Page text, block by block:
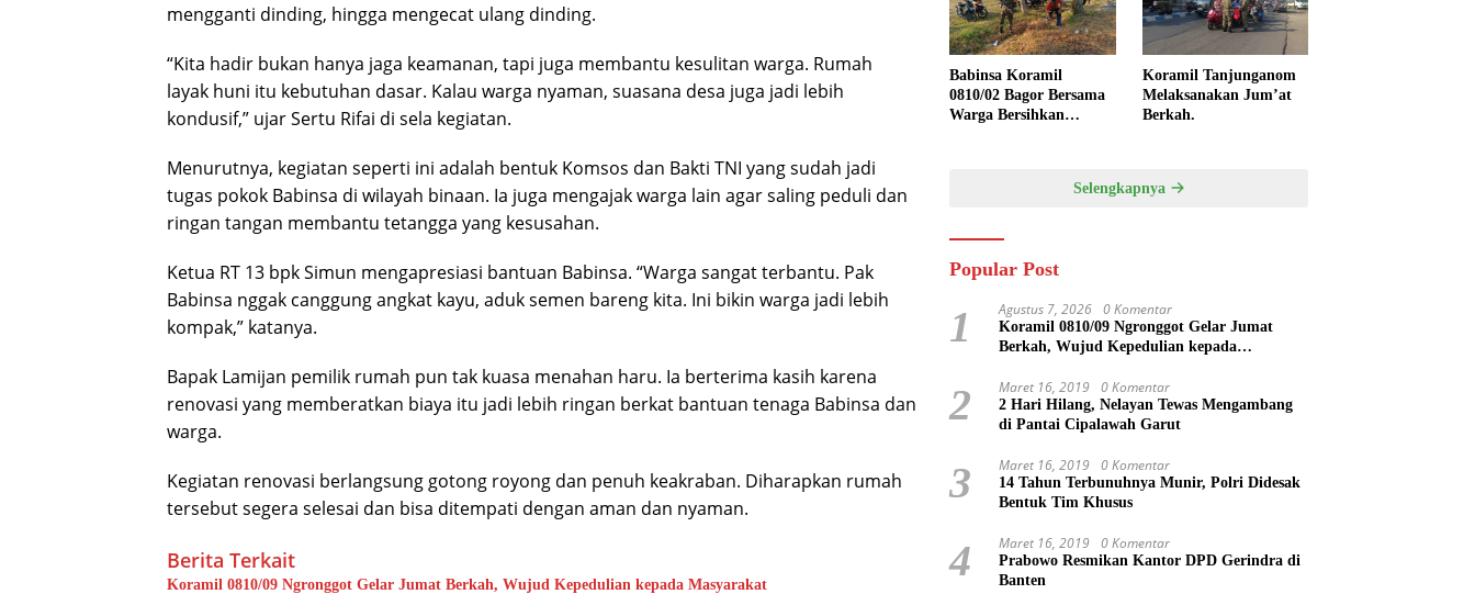
mengganti dinding, hingga mengecat ulang dinding.
“Kita hadir bukan hanya jaga keamanan, tapi juga membantu kesulitan warga. Rumah
layak huni itu kebutuhan dasar. Kalau warga nyaman, suasana desa juga jadi lebih
kondusif,” ujar Sertu Rifai di sela kegiatan.
Menurutnya, kegiatan seperti ini adalah bentuk Komsos dan Bakti TNI yang sudah jadi
tugas pokok Babinsa di wilayah binaan. Ia juga mengajak warga lain agar saling peduli dan
ringan tangan membantu tetangga yang kesusahan.
Ketua RT 13 bpk Simun mengapresiasi bantuan Babinsa. “Warga sangat terbantu. Pak
Babinsa nggak canggung angkat kayu, aduk semen bareng kita. Ini bikin warga jadi lebih
kompak,” katanya.
Bapak Lamijan pemilik rumah pun tak kuasa menahan haru. Ia berterima kasih karena
renovasi yang memberatkan biaya itu jadi lebih ringan berkat bantuan tenaga Babinsa dan
warga.
Kegiatan renovasi berlangsung gotong royong dan penuh keakraban. Diharapkan rumah
tersebut segera selesai dan bisa ditempati dengan aman dan nyaman.
Berita Terkait
Koramil 0810/09 Ngronggot Gelar Jumat Berkah, Wujud Kepedulian kepada Masyarakat
Babinsa Koramil
0810/02 Bagor Bersama
Warga Bersihkan
Koramil Tanjunganom
Melaksanakan Jum’at
Berkah.
Selengkapnya
Popular Post
1 Agustus 7, 2026 0 Komentar
Koramil 0810/09 Ngronggot Gelar Jumat
Berkah, Wujud Kepedulian kepada
2 Maret 16, 2019 0 Komentar
2 Hari Hilang, Nelayan Tewas Mengambang
di Pantai Cipalawah Garut
3 Maret 16, 2019 0 Komentar
14 Tahun Terbunuhnya Munir, Polri Didesak
Bentuk Tim Khusus
4 Maret 16, 2019 0 Komentar
Prabowo Resmikan Kantor DPD Gerindra di
Banten